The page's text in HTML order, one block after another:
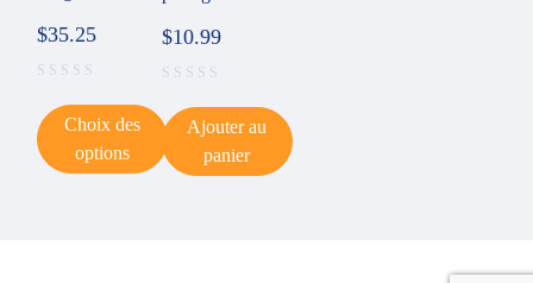
$35.25
Choix des
options
$10.99
Ajouter au
panier